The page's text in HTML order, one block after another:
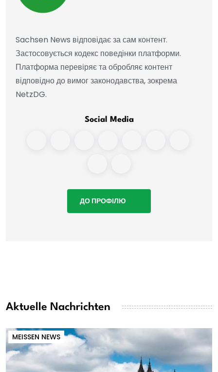
Sachsen News відповідає за сам контент.
Застосовується кодекс поведінки платформи.
Платформа перевіряє та обробляє контент
відповідно до вимог законодавства, зокрема
NetzDG.
Social Media
ДО ПРОФІЛЮ
Aktuelle Nachrichten
MEISSEN NEWS